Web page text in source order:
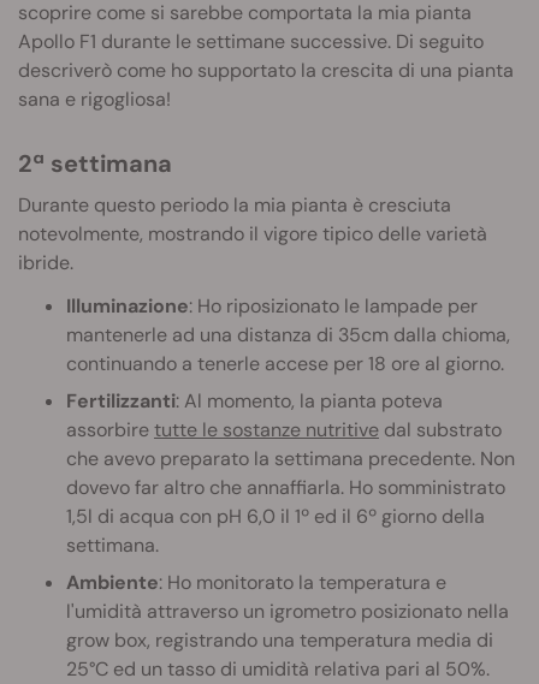
scoprire come si sarebbe comportata la mia pianta
Apollo F1 durante le settimane successive. Di seguito
descriverò come ho supportato la crescita di una pianta
sana e rigogliosa!
2ª settimana
Durante questo periodo la mia pianta è cresciuta
notevolmente, mostrando il vigore tipico delle varietà
ibride.
Illuminazione: Ho riposizionato le lampade per
mantenerle ad una distanza di 35cm dalla chioma,
continuando a tenerle accese per 18 ore al giorno.
Fertilizzanti: Al momento, la pianta poteva
assorbiretutte le sostanze nutritive dal substrato
che avevo preparato la settimana precedente. Non
dovevo far altro che annaffiarla. Ho somministrato
1,5l di acqua con pH 6,0 il 1º ed il 6º giorno della
settimana.
Ambiente: Ho monitorato la temperatura e
l'umidità attraverso un igrometro posizionato nella
grow box, registrando una temperatura media di
25°C ed un tasso di umidità relativa pari al 50%.